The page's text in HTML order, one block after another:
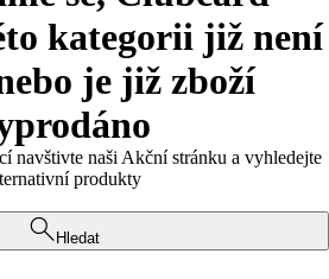
kategorii již není
je již zboží
navštivte naši Akční stránku a vyhledejte
produkty
Hledat